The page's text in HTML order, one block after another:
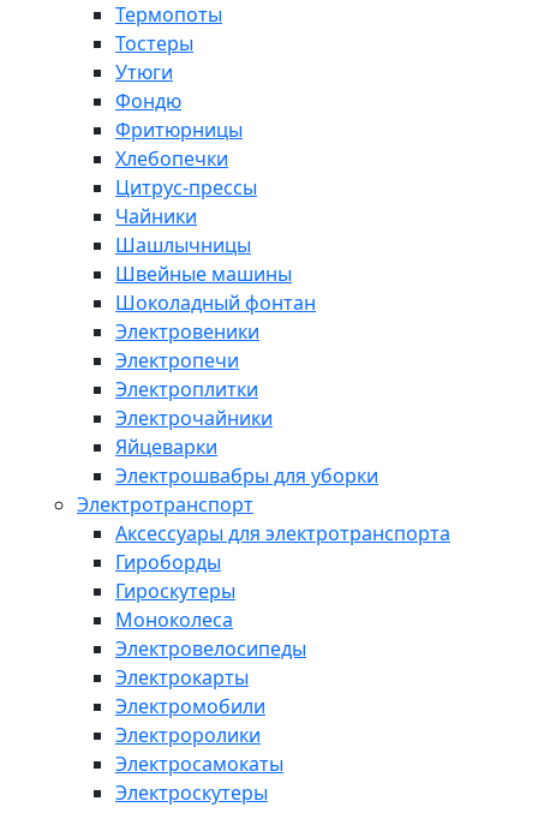
Термопоты
Тостеры
Утюги
Фондю
Фритюрницы
Хлебопечки
Цитрус-прессы
Чайники
Шашлычницы
Швейные машины
Шоколадный фонтан
Электровеники
Электропечи
Электроплитки
Электрочайники
Яйцеварки
Электрошвабры для уборки
Электротранспорт
Аксессуары для электротранспорта
Гироборды
Гироскутеры
Моноколеса
Электровелосипеды
Электрокарты
Электромобили
Электроролики
Электросамокаты
Электроскутеры